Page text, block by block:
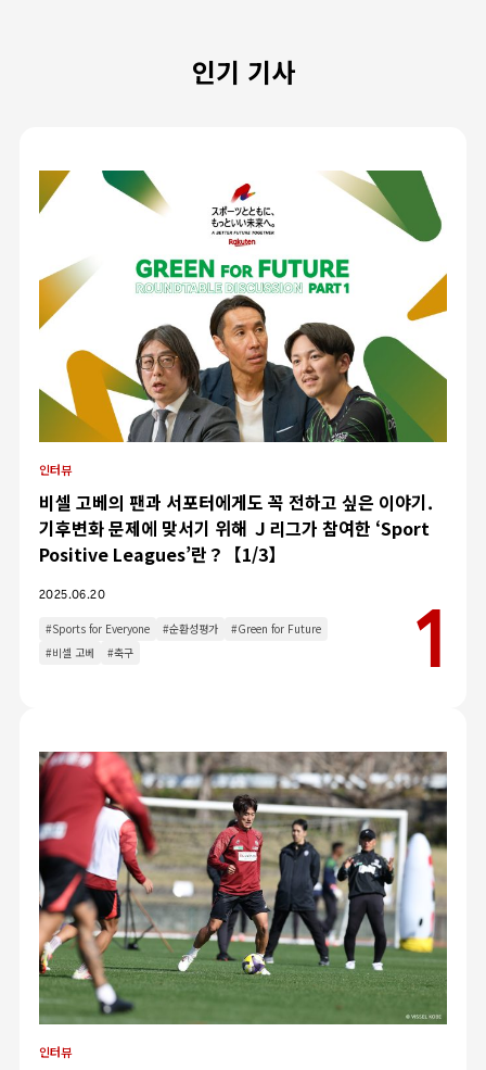
인기 기사
인터뷰
비셀 고베의 팬과 서포터에게도 꼭 전하고 싶은 이야기.
기후변화 문제에 맞서기 위해 Ｊ리그가 참여한 ‘Sport
Positive Leagues’란？【1/3】
2025.06.20
#Sports for Everyone #순환성평가
#Green for Future
#비셀 고베
#축구
인터뷰